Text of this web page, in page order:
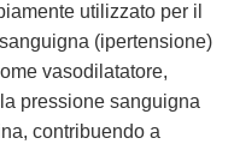
utilizzato per il
(ipertensione)
vasodilatatore,
pressione sanguigna
contribuendo a